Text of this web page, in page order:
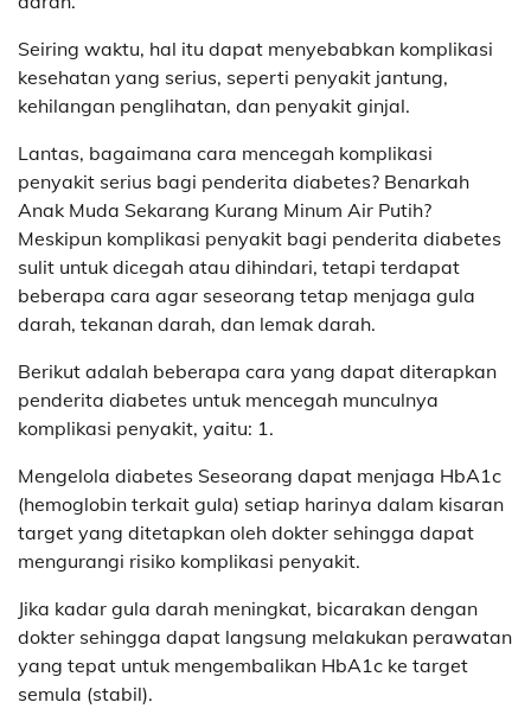
Seiring waktu, hal itu dapat menyebabkan komplikasi
kesehatan yang serius, seperti penyakit jantung,
kehilangan penglihatan, dan penyakit ginjal.
Lantas, bagaimana cara mencegah komplikasi
penyakit serius bagi penderita diabetes? Benarkah
Anak Muda Sekarang Kurang Minum Air Putih?
Meskipun komplikasi penyakit bagi penderita diabetes
sulit untuk dicegah atau dihindari, tetapi terdapat
beberapa cara agar seseorang tetap menjaga gula
darah, tekanan darah, dan lemak darah.
Berikut adalah beberapa cara yang dapat diterapkan
penderita diabetes untuk mencegah munculnya
komplikasi penyakit, yaitu: 1.
Mengelola diabetes Seseorang dapat menjaga HbA1c
(hemoglobin terkait gula) setiap harinya dalam kisaran
target yang ditetapkan oleh dokter sehingga dapat
mengurangi risiko komplikasi penyakit.
Jika kadar gula darah meningkat, bicarakan dengan
dokter sehingga dapat langsung melakukan perawatan
yang tepat untuk mengembalikan HbA1c ke target
semula (stabil).